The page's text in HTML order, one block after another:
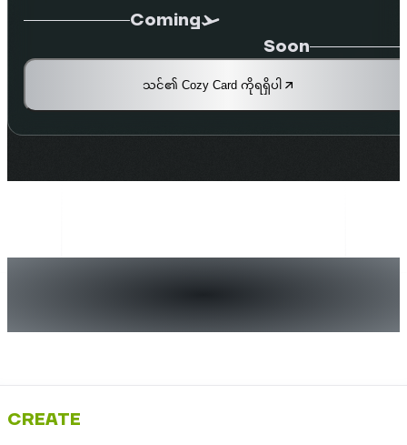
Coming
Soon
သင်၏ Cozy Card ကိုရရှိပါ
မိနစ်ပိုင်းအတွင်း သင့်၏
Crypto Life စတင်ပါ
CREATE